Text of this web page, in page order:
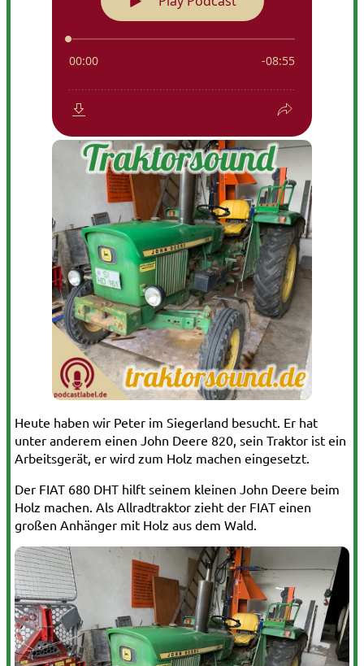
Heute haben wir Peter im Siegerland besucht. Er hat
unter anderem einen John Deere 820, sein Traktor ist ein
Arbeitsgerät, er wird zum Holz machen eingesetzt.
Der FIAT 680 DHT hilft seinem kleinen John Deere beim
Holz machen. Als Allradtraktor zieht der FIAT einen
großen Anhänger mit Holz aus dem Wald.